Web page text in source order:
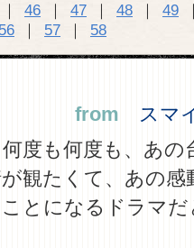
｜ 46 ｜ 47 ｜ 48 ｜ 49
56 ｜ 57 ｜ 58
from スマ
度も何度も、あの
観たくて、あの感
とになるドラマ